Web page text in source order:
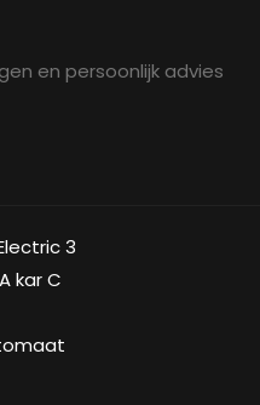
en persoonlijk advies